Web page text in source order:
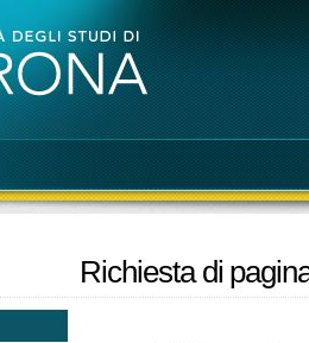
Richiesta di